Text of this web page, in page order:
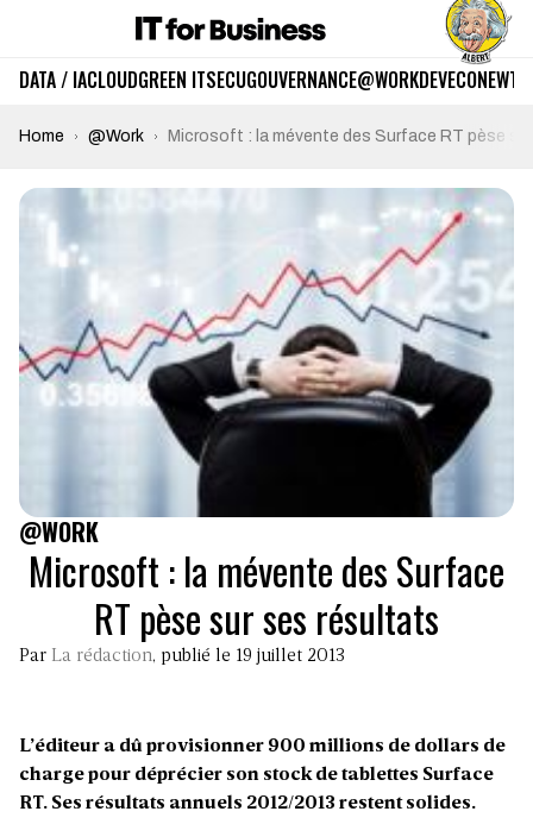
DATA / IACLOUDGREEN ITSECUGOUVERNANCE@WORKDEVECO
Home @Work Microsoft : la mévente des Surface RT pèse
@WORK
Microsoft : la mévente des Surface
RT pèse sur ses résultats
Par La rédaction, publié le 19 juillet 2013
L’éditeur a dû provisionner 900 millions de dollars de
charge pour déprécier son stock de tablettes Surface
RT. Ses résultats annuels 2012/2013 restent solides.